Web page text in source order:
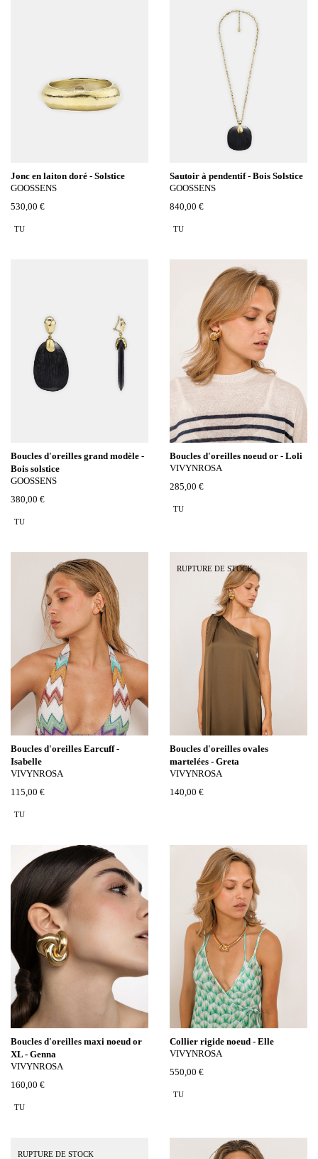
Jonc en laiton doré - Solstice
GOOSSENS
530,00 €
TU
Sautoir à pendentif - Bois Solstice
GOOSSENS
840,00 €
TU
Boucles d'oreilles grand modèle -
Bois solstice
GOOSSENS
380,00 €
TU
Boucles d'oreilles noeud or - Loli
VIVYNROSA
285,00 €
TU
Boucles d'oreilles Earcuff -
Isabelle
VIVYNROSA
115,00 €
TU
RUPTURE DE STOCK
Boucles d'oreilles ovales
martelées - Greta
VIVYNROSA
140,00 €
Boucles d'oreilles maxi noeud or
XL - Genna
VIVYNROSA
160,00 €
TU
Collier rigide noeud - Elle
VIVYNROSA
550,00 €
TU
RUPTURE DE STOCK